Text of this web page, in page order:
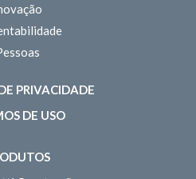
PRIVACIDADE
DE USO